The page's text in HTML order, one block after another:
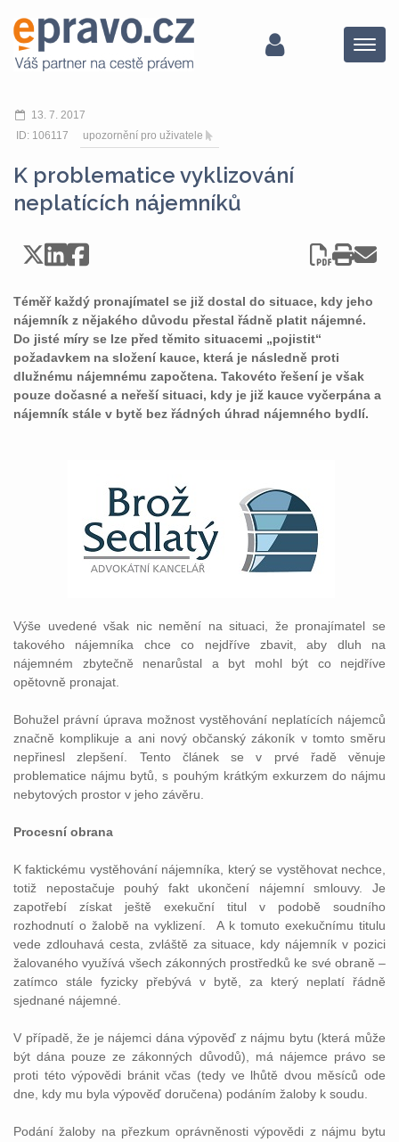
Menu
13. 7. 2017
ID: 106117
upozornění pro uživatele
K problematice vyklizování
neplatících nájemníků
Téměř každý pronajímatel se již dostal do situace, kdy jeho
nájemník z nějakého důvodu přestal řádně platit nájemné.
Do jisté míry se lze před těmito situacemi „pojistit“
požadavkem na složení kauce, která je následně proti
dlužnému nájemnému započtena. Takovéto řešení je však
pouze dočasné a neřeší situaci, kdy je již kauce vyčerpána a
nájemník stále v bytě bez řádných úhrad nájemného bydlí.
Výše uvedené však nic nemění na situaci, že pronajímatel se
takového nájemníka chce co nejdříve zbavit, aby dluh na
nájemném zbytečně nenarůstal a byt mohl být co nejdříve
opětovně pronajat.
Bohužel právní úprava možnost vystěhování neplatících nájemců
značně komplikuje a ani nový občanský zákoník v tomto směru
nepřinesl zlepšení. Tento článek se v prvé řadě věnuje
problematice nájmu bytů, s pouhým krátkým exkurzem do nájmu
nebytových prostor v jeho závěru.
Procesní obrana
K faktickému vystěhování nájemníka, který se vystěhovat nechce,
totiž nepostačuje pouhý fakt ukončení nájemní smlouvy. Je
zapotřebí získat ještě exekuční titul v podobě soudního
rozhodnutí o žalobě na vyklizení. A k tomuto exekučnímu titulu
vede zdlouhavá cesta, zvláště za situace, kdy nájemník v pozici
žalovaného využívá všech zákonných prostředků ke své obraně –
zatímco stále fyzicky přebývá v bytě, za který neplatí řádně
sjednané nájemné.
V případě, že je nájemci dána výpověď z nájmu bytu (která může
být dána pouze ze zákonných důvodů), má nájemce právo se
proti této výpovědi bránit včas (tedy ve lhůtě dvou měsíců ode
dne, kdy mu byla výpověď doručena) podáním žaloby k soudu.
Podání žaloby na přezkum oprávněnosti výpovědi z nájmu bytu